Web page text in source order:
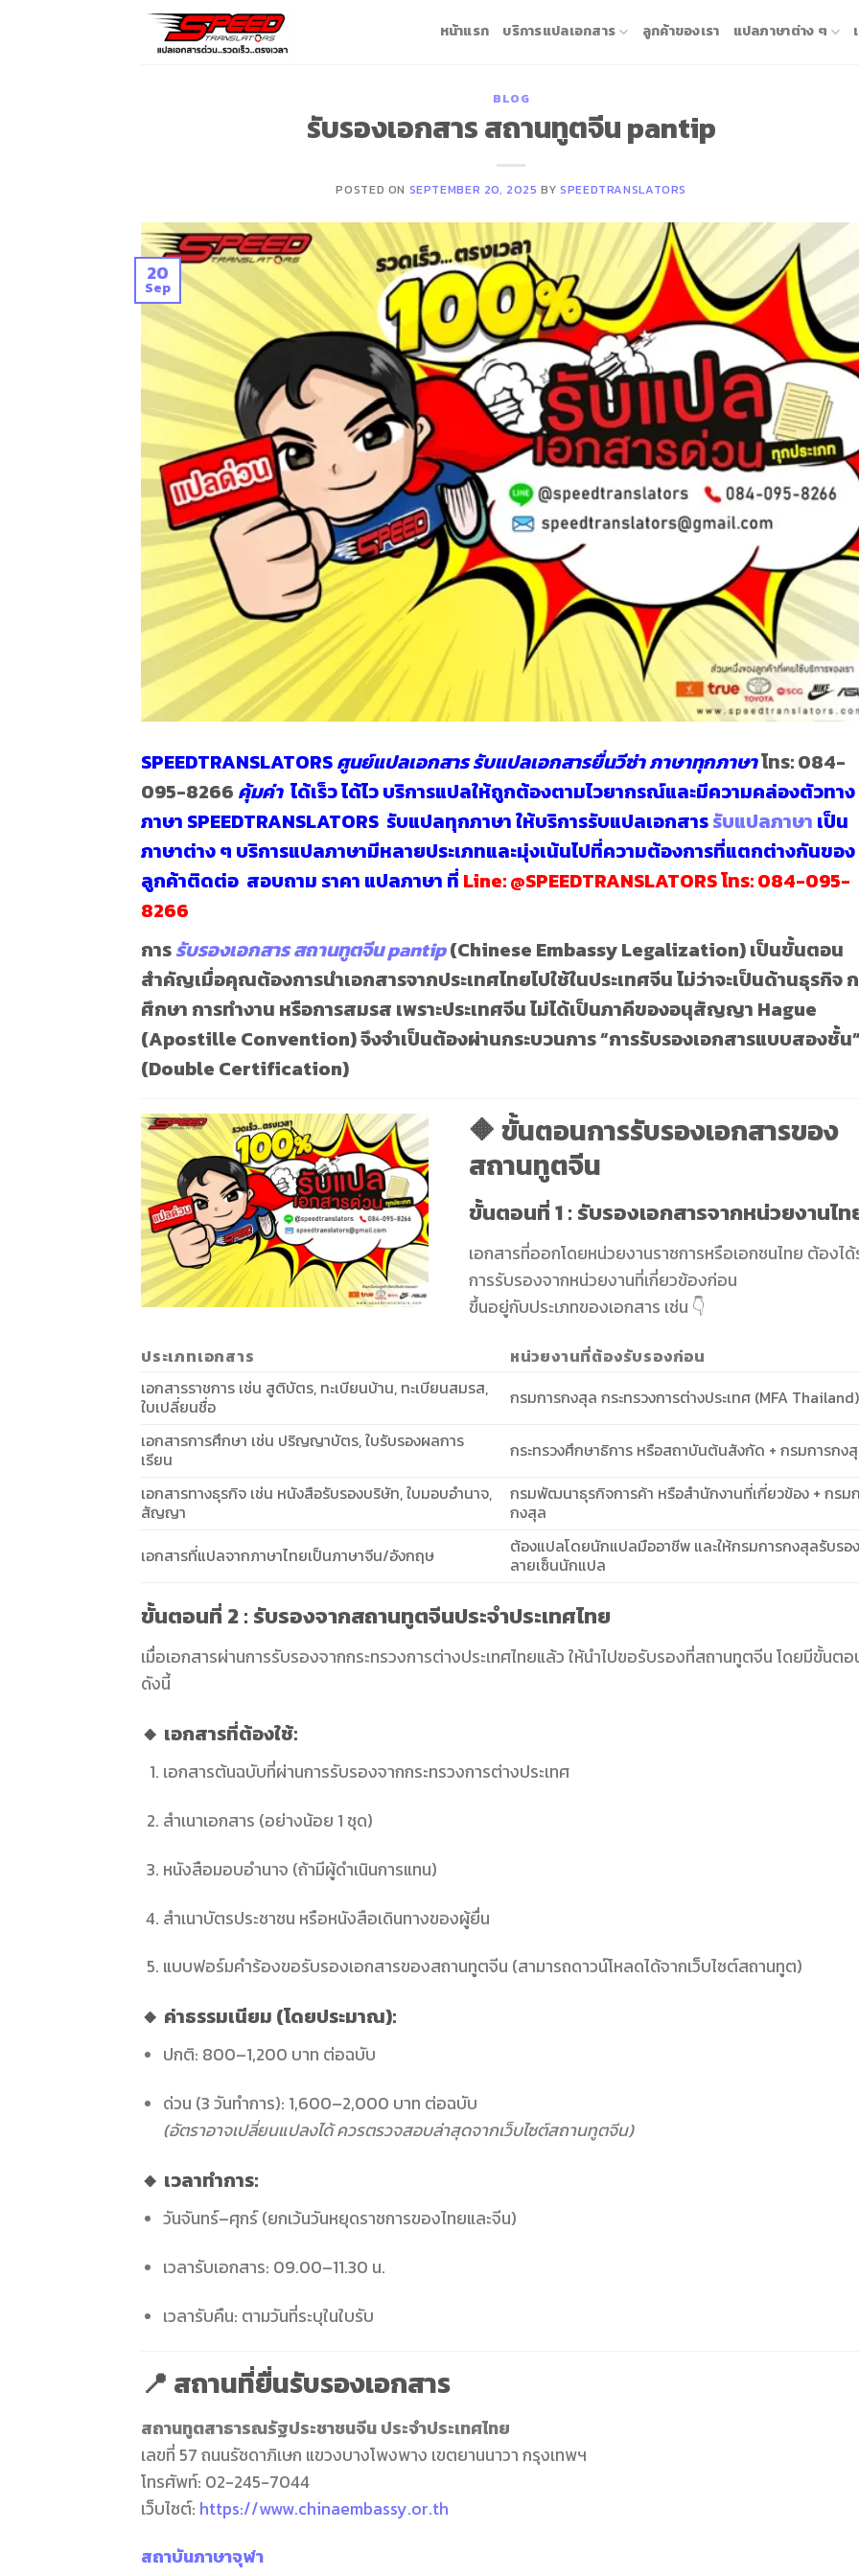
หน้าแรก บริการแปลเอกสาร ลูกค้าของเรา แปลภาษาต่าง ๆ
BLOG
รับรองเอกสาร สถานทูตจีน pantip
POSTED ON SEPTEMBER 20, 2025 BYSPEEDTRANSLATORS
20
Sep
SPEEDTRANSLATORSศูนย์แปลเอกสารรับแปลเอกสารยื่นวีซ่า ภาษาทุกภาษาโทร:084-
095-8266 คุ้มค่า ได้เร็ว ได้ไว บริการแปลให้ถูกต้องตามไวยากรณ์และมีความคล่องตัวทาง
ภาษา SPEEDTRANSLATORS รับแปลทุกภาษาให้บริการรับแปลเอกสารรับแปลภาษา เป็น
ภาษาต่าง ๆ บริการแปลภาษามีหลายประเภทและมุ่งเน้นไปที่ความต้องการที่แตกต่างกันของ
ลูกค้าติดต่อ สอบถาม ราคา แปลภาษา ที่ Line:@SPEEDTRANSLATORSโทร:084-095-
8266
การรับรองเอกสาร สถานทูตจีน pantip(Chinese Embassy Legalization)เป็นขั้นตอน
สำคัญเมื่อคุณต้องการนำเอกสารจากประเทศไทยไปใช้ในประเทศจีน ไม่ว่าจะเป็นด้านธุรกิจ
ศึกษา การทำงาน หรือการสมรส เพราะประเทศจีนไม่ได้เป็นภาคีของอนุสัญญา Hague
(Apostille Convention)จึงจำเป็นต้องผ่านกระบวนการ “การรับรองเอกสารแบบสองชั้น”
(Double Certification)
🔶 ขั้นตอนการรับรองเอกสารของ
สถานทูตจีน
ขั้นตอนที่ 1 : รับรองเอกสารจากหน่วยงานไท
เอกสารที่ออกโดยหน่วยงานราชการหรือเอกชนไทย ต้องไ
การรับรองจากหน่วยงานที่เกี่ยวข้องก่อน
ขึ้นอยู่กับประเภทของเอกสาร เช่น 👇
ประเภทเอกสาร
หน่วยงานที่ต้องรับรองก่อน
เอกสารราชการ เช่น สูติบัตร, ทะเบียนบ้าน, ทะเบียนสมรส,
ใบเปลี่ยนชื่อ
กรมการกงสุล กระทรวงการต่างประเทศ (MFA Thailand)
เอกสารการศึกษา เช่น ปริญญาบัตร, ใบรับรองผลการ
เรียน
กระทรวงศึกษาธิการ หรือสถาบันต้นสังกัด + กรมการกง
เอกสารทางธุรกิจ เช่น หนังสือรับรองบริษัท, ใบมอบอำนาจ,
สัญญา
กรมพัฒนาธุรกิจการค้า หรือสำนักงานที่เกี่ยวข้อง + กรม
กงสุล
เอกสารที่แปลจากภาษาไทยเป็นภาษาจีน/อังกฤษ
ต้องแปลโดยนักแปลมืออาชีพ และให้กรมการกงสุลรับรอง
ลายเซ็นนักแปล
ขั้นตอนที่ 2 : รับรองจากสถานทูตจีนประจำประเทศไทย
เมื่อเอกสารผ่านการรับรองจากกระทรวงการต่างประเทศไทยแล้ว ให้นำไปขอรับรองที่สถานทูตจีน โดยมีขั้นตอ
ดังนี้
🔸 เอกสารที่ต้องใช้:
เอกสารต้นฉบับที่ผ่านการรับรองจากกระทรวงการต่างประเทศ
สำเนาเอกสาร (อย่างน้อย 1 ชุด)
หนังสือมอบอำนาจ (ถ้ามีผู้ดำเนินการแทน)
สำเนาบัตรประชาชน หรือหนังสือเดินทางของผู้ยื่น
แบบฟอร์มคำร้องขอรับรองเอกสารของสถานทูตจีน (สามารถดาวน์โหลดได้จากเว็บไซต์สถานทูต)
🔸 ค่าธรรมเนียม (โดยประมาณ):
ปกติ: 800–1,200 บาท ต่อฉบับ
ด่วน (3 วันทำการ): 1,600–2,000 บาท ต่อฉบับ
(อัตราอาจเปลี่ยนแปลงได้ ควรตรวจสอบล่าสุดจากเว็บไซต์สถานทูตจีน)
🔸 เวลาทำการ:
วันจันทร์–ศุกร์ (ยกเว้นวันหยุดราชการของไทยและจีน)
เวลารับเอกสาร: 09.00–11.30 น.
เวลารับคืน: ตามวันที่ระบุในใบรับ
📍 สถานที่ยื่นรับรองเอกสาร
สถานทูตสาธารณรัฐประชาชนจีน ประจำประเทศไทย
เลขที่ 57 ถนนรัชดาภิเษก แขวงบางโพงพาง เขตยานนาวา กรุงเทพฯ
โทรศัพท์: 02-245-7044
เว็บไซต์: https://www.chinaembassy.or.th
สถาบันภาษาจุฬา